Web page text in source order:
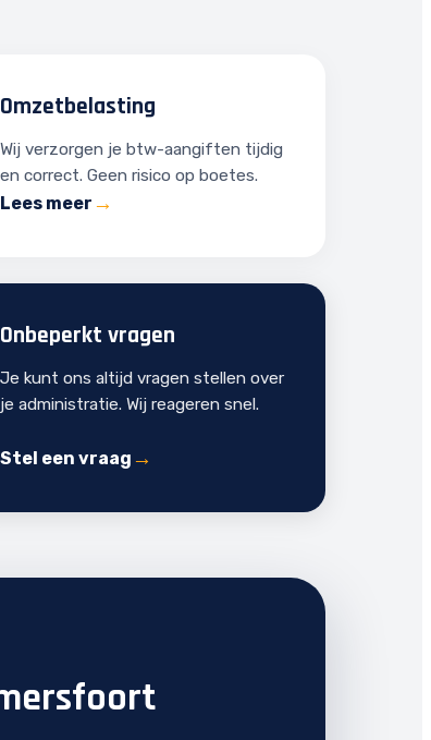
Omzetbelasting
Wij verzorgen je btw-aangiften tijdig
en correct. Geen risico op boetes.
Lees meer
Onbeperkt vragen
Je kunt ons altijd vragen stellen over
je administratie. Wij reageren snel.
Stel een vraag